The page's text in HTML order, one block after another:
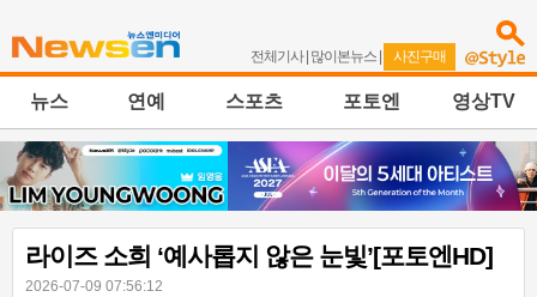
전체기사| 많이본뉴스 | 사진구매
뉴스 연예 스포츠 포토엔 영상TV
라이즈 소희 ‘예사롭지 않은 눈빛’[포토엔HD]
2026-07-09 07:56:12